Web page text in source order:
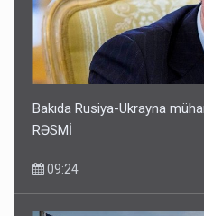
Bakıda Rusiya-Ukrayna
RƏSMİ
09:24